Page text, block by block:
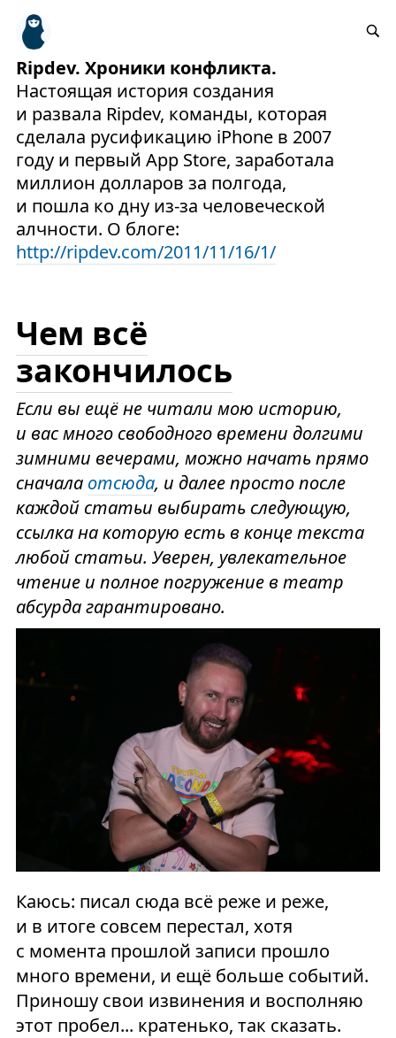
Ripdev. Хроники конфликта.
Настоящая история создания
и развала Ripdev, команды, которая
сделала русификацию iPhone в 2007
году и первый App Store, заработала
миллион долларов за полгода,
и пошла ко дну из-за человеческой
алчности. О блоге:
http://ripdev.com/2011/11/16/1/
Чем всё
закончилось
Если вы ещё не читали мою историю,
и вас много свободного времени долгими
зимними вечерами, можно начать прямо
сначала отсюда, и далее просто после
каждой статьи выбирать следующую,
ссылка на которую есть в конце текста
любой статьи. Уверен, увлекательное
чтение и полное погружение в театр
абсурда гарантировано.
Каюсь: писал сюда всё реже и реже,
и в итоге совсем перестал, хотя
с момента прошлой записи прошло
много времени, и ещё больше событий.
Приношу свои извинения и восполняю
этот пробел... кратенько, так сказать.